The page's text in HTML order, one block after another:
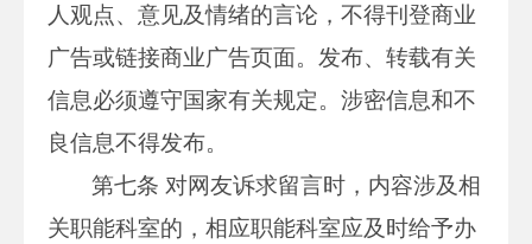
人观点、意见及情绪的言论，不得刊登商业
广告或链接商业广告页面。发布、转载有关
信息必须遵守国家有关规定。涉密信息和不
良信息不得发布。
第七条 对网友诉求留言时，内容涉及相
关职能科室的，相应职能科室应及时给予办